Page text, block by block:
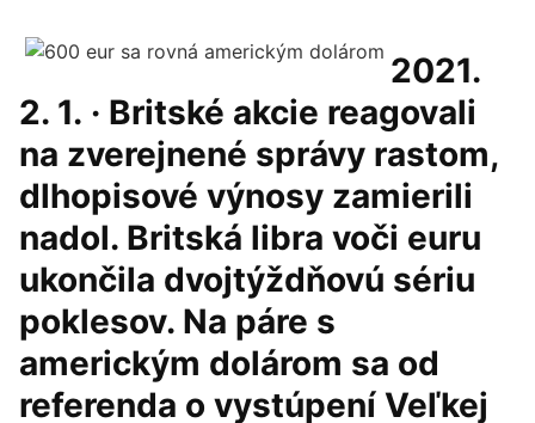
2021.
2. 1. · Britské akcie reagovali
na zverejnené správy rastom,
dlhopisové výnosy zamierili
nadol. Britská libra voči euru
ukončila dvojtýždňovú sériu
poklesov. Na páre s
americkým dolárom sa od
referenda o vystúpení Veľkej